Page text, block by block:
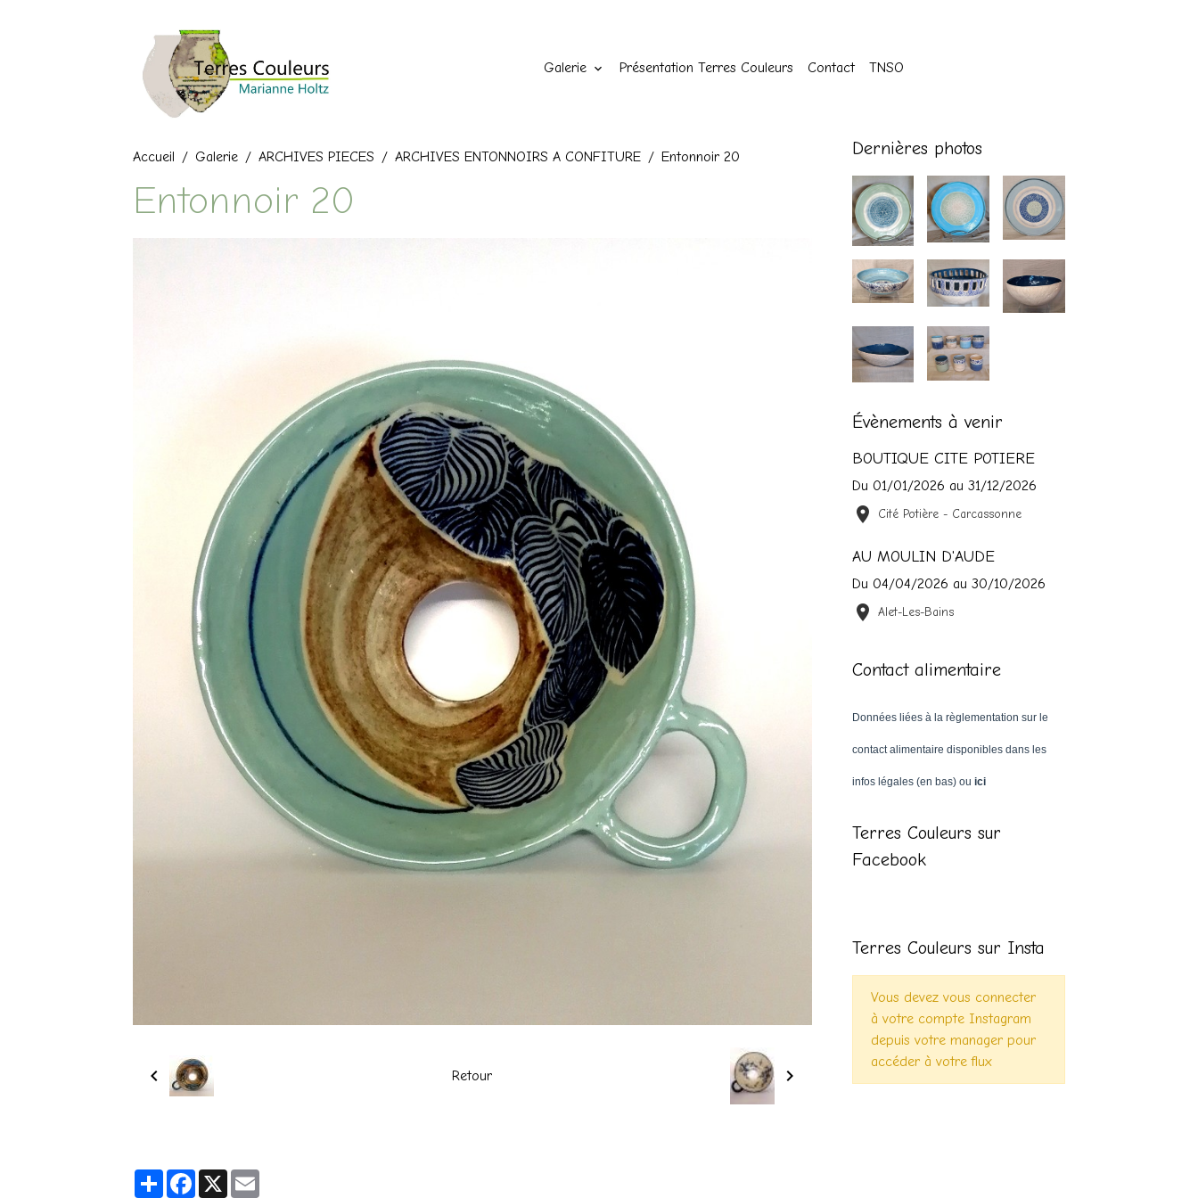
Galerie Présentation Terres Couleurs Contact TNSO
Accueil Galerie ARCHIVES PIECES ARCHIVES ENTONNOIRS A CONFITURE Entonnoir 20
Entonnoir 20
Retour
PartagerFacebook
X
Dernières photos
Évènements à venir
BOUTIQUE CITE POTIERE
Du 01/01/2026 au 31/12/2026
Cité Potière - Carcassonne
AU MOULIN D'AUDE
Du 04/04/2026 au 30/10/2026
Alet-Les-Bains
Contact alimentaire
Données liées à la règlementation sur le
contact alimentaire disponibles dans les
infos légales (en bas) ou ici
Terres Couleurs sur
Facebook
Terres Couleurs sur Insta
Vous devez vous connecter
à votre compte Instagram
depuis votre manager pour
accéder à votre flux